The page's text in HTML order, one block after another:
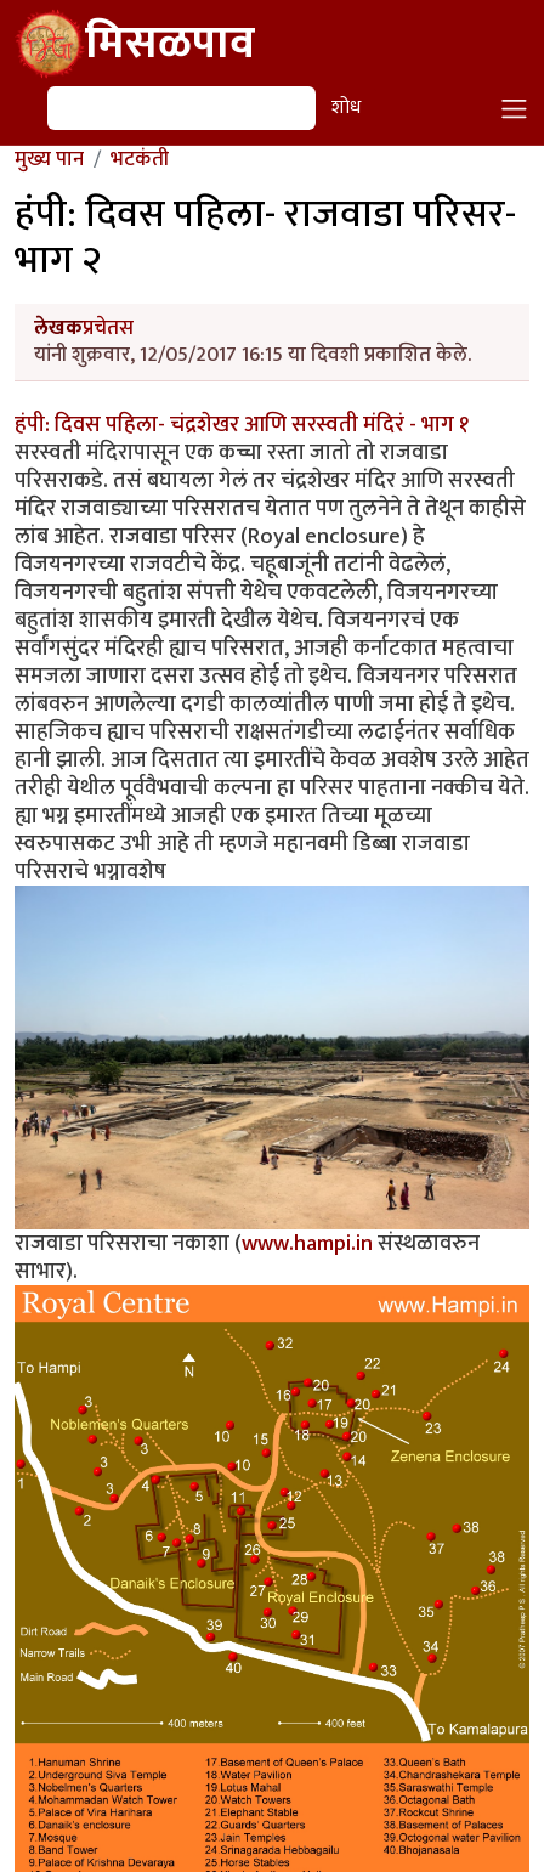
Skip to main contentमिसळपाव
शोध शोध
मुख्य पान भटकंती
हंपी: दिवस पहिला- राजवाडा परिसर-
भाग २
लेखकप्रचेतस
यांनी शुक्रवार, 12/05/2017 16:15 या दिवशी प्रकाशित केले.
हंपी: दिवस पहिला- चंद्रशेखर आणि सरस्वती मंदिरं - भाग १
सरस्वती मंदिरापासून एक कच्चा रस्ता जातो तो राजवाडा
परिसराकडे. तसं बघायला गेलं तर चंद्रशेखर मंदिर आणि सरस्वती
मंदिर राजवाड्याच्या परिसरातच येतात पण तुलनेने ते तेथून काहीसे
लांब आहेत. राजवाडा परिसर (Royal enclosure) हे
विजयनगरच्या राजवटीचे केंद्र. चहूबाजूंनी तटांनी वेढलेलं,
विजयनगरची बहुतांश संपत्ती येथेच एकवटलेली, विजयनगरच्या
बहुतांश शासकीय इमारती देखील येथेच. विजयनगरचं एक
सर्वांगसुंदर मंदिरही ह्याच परिसरात, आजही कर्नाटकात महत्वाचा
समजला जाणारा दसरा उत्सव होई तो इथेच. विजयनगर परिसरात
लांबवरुन आणलेल्या दगडी कालव्यांतील पाणी जमा होई ते इथेच.
साहजिकच ह्याच परिसराची राक्षसतंगडीच्या लढाईनंतर सर्वाधिक
हानी झाली. आज दिसतात त्या इमारतींचे केवळ अवशेष उरले आहेत
तरीही येथील पूर्ववैभवाची कल्पना हा परिसर पाहताना नक्कीच येते.
ह्या भग्न इमारतींमध्ये आजही एक इमारत तिच्या मूळच्या
स्वरुपासकट उभी आहे ती म्हणजे महानवमी डिब्बा राजवाडा
परिसराचे भग्नावशेष
राजवाडा परिसराचा नकाशा (www.hampi.inसंस्थळावरुन
साभार).